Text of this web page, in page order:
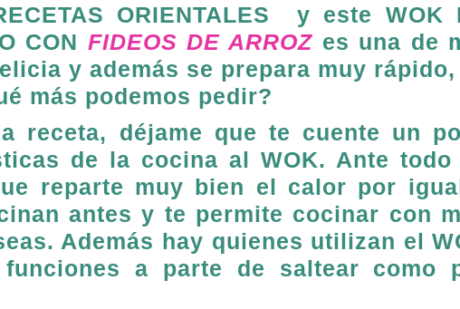
ORIENTALES y este WOK
CON FIDEOS DE ARROZ es una de
y además se prepara muy
más podemos pedir?
receta, déjame que te cuente un
de la cocina al WOK. Ante todo
reparte muy bien el calor por
antes y te permite cocinar con
Además hay quienes utilizan el
a parte de saltear como